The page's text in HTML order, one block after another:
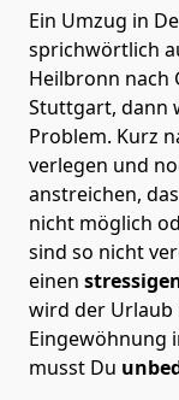
Ein Umzug in
sprichwörtlich
Heilbronn nach
Stuttgart, dann
Problem. Kurz
verlegen und
anstreichen,
nicht möglich
sind so nicht
einen
wird der Urlaub
Eingewöhnung
musst Du